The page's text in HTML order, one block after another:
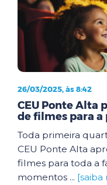
26/03/2025, às 8:42
CEU Ponte Alta
de filmes para a
Toda primeira
CEU Ponte Alta
filmes para toda a
momentos ... [saiba